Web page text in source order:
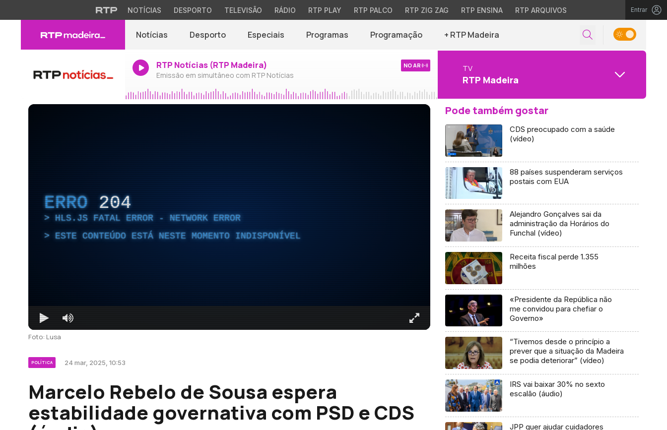
NOTÍCIAS DESPORTO TELEVISÃO RÁDIO RTP PLAY RTP PALCO RTP ZIG ZAG RTP ENSINA RTP ARQUIVOS Entrar
Notícias Desporto Especiais Programas Programação + RTP Madeira
RTP Notícias (RTP Madeira)
Emissão em simultâneo com RTP Notícias
NO AR TV
RTP Madeira
ERRO 204
HLS.JS FATAL ERROR - NETWORK ERROR
ESTE CONTEÚDO ESTÁ NESTE MOMENTO INDISPONÍVEL
Foto: Lusa
POLÍTICA 24 mar, 2025, 10:53
Marcelo Rebelo de Sousa espera
estabilidade governativa com PSD e CDS
Pode também gostar
CDS preocupado com a saúde
(vídeo)
88 países suspenderam serviços
postais com EUA
Alejandro Gonçalves sai da
administração da Horários do
Funchal (vídeo)
Receita fiscal perde 1.355
milhões
«Presidente da República não
me convidou para chefiar o
Governo»
“Tivemos desde o princípio a
prever que a situação da Madeira
se podia deteriorar” (vídeo)
IRS vai baixar 30% no sexto
escalão (áudio)
JPP quer ajudar cuidadores